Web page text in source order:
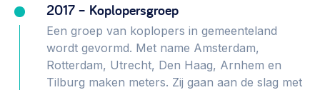
2017 – Koplopersgroep
Een groep van koplopers in gemeenteland
wordt gevormd. Met name Amsterdam,
Rotterdam, Utrecht, Den Haag, Arnhem en
Tilburg maken meters. Zij gaan aan de slag met